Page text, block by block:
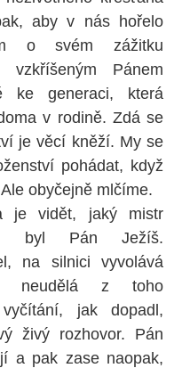
aby v nás hořelo
o svém zážitku
vzkříšeným Pánem
ke generaci, která
v rodině. Zdá se
je věcí kněží. My se
pohádat, když
obyčejně mlčíme.
je vidět, jaký mistr
byl Pán Ježíš.
na silnici vyvolává
neudělá z toho
vyčítání, jak dopadl,
živý rozhovor. Pán
a pak zase naopak,